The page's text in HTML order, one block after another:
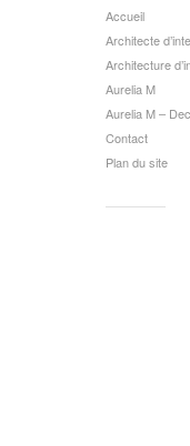
Accueil
Architecte
Architecture
Aurelia M
Aurelia M –
Contact
Plan du site